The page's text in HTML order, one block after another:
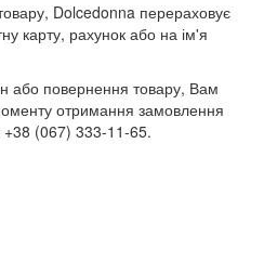
Dolcedonna перераховує
карту, рахунок або на ім'я
або повернення товару, Вам
отримання замовлення
+38 (067) 333-11-65.